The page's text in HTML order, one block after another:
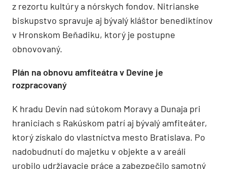
z rezortu kultúry a nórskych fondov. Nitrianske
biskupstvo spravuje aj bývalý kláštor benediktínov
v Hronskom Beňadiku, ktorý je postupne
obnovovaný.
Plán na obnovu amfiteátra v Devíne je
rozpracovaný
K hradu Devín nad sútokom Moravy a Dunaja pri
hraniciach s Rakúskom patrí aj bývalý amfiteáter,
ktorý získalo do vlastníctva mesto Bratislava. Po
nadobudnutí do majetku v objekte a v areáli
urobilo udržiavacie práce a zabezpečilo samotný